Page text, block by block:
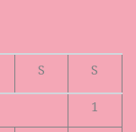
S
S
1